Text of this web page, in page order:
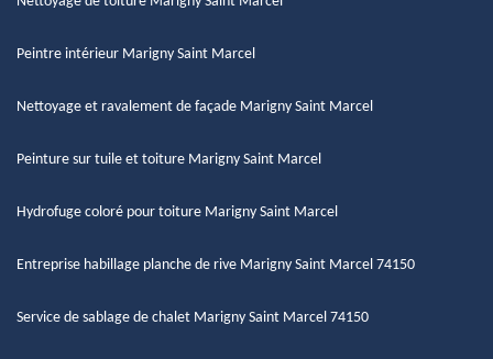
Peintre intérieur Marigny Saint Marcel
Nettoyage et ravalement de façade Marigny Saint Marcel
Peinture sur tuile et toiture Marigny Saint Marcel
Hydrofuge coloré pour toiture Marigny Saint Marcel
Entreprise habillage planche de rive Marigny Saint Marcel 74150
Service de sablage de chalet Marigny Saint Marcel 74150